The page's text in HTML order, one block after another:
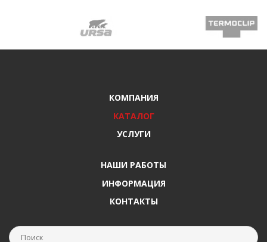
КОМПАНИЯ
КАТАЛОГ
УСЛУГИ
НАШИ РАБОТЫ
ИНФОРМАЦИЯ
КОНТАКТЫ